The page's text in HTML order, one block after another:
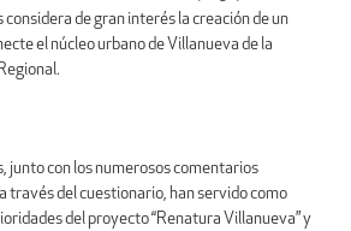
de gran interés la creación de un
el núcleo urbano de Villanueva de la
junto con los numerosos comentarios
través del cuestionario, han servido como
del proyecto “Renatura Villanueva” y